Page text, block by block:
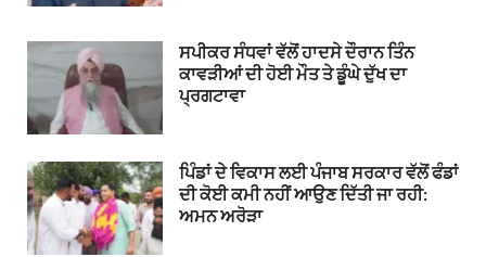
ਸਪੀਕਰ ਸੰਧਵਾਂ ਵੱਲੋਂ ਹਾਦਸੇ ਦੌਰਾਨ ਤਿੰਨ
ਕਾਵੜੀਆਂ ਦੀ ਹੋਈ ਮੌਤ ਤੇ ਡੂੰਘੇ ਦੁੱਖ ਦਾ
ਪ੍ਰਗਟਾਵਾ
ਪਿੰਡਾਂ ਦੇ ਵਿਕਾਸ ਲਈ ਪੰਜਾਬ ਸਰਕਾਰ ਵੱਲੋਂ ਫੰਡਾਂ
ਦੀ ਕੋਈ ਕਮੀ ਨਹੀਂ ਆਉਣ ਦਿੱਤੀ ਜਾ ਰਹੀ:
ਅਮਨ ਅਰੋੜਾ